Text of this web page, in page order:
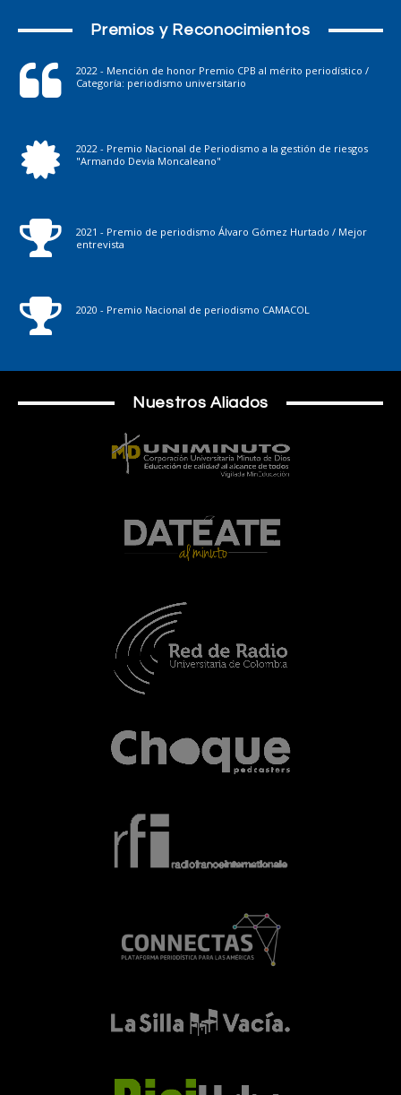
Premios y Reconocimientos
2022 - Mención de honor Premio CPB al mérito periodístico /
Categoría: periodismo universitario
2022 - Premio Nacional de Periodismo a la gestión de riesgos
"Armando Devia Moncaleano"
2021 - Premio de periodismo Álvaro Gómez Hurtado / Mejor
entrevista
2020 - Premio Nacional de periodismo CAMACOL
Nuestros Aliados